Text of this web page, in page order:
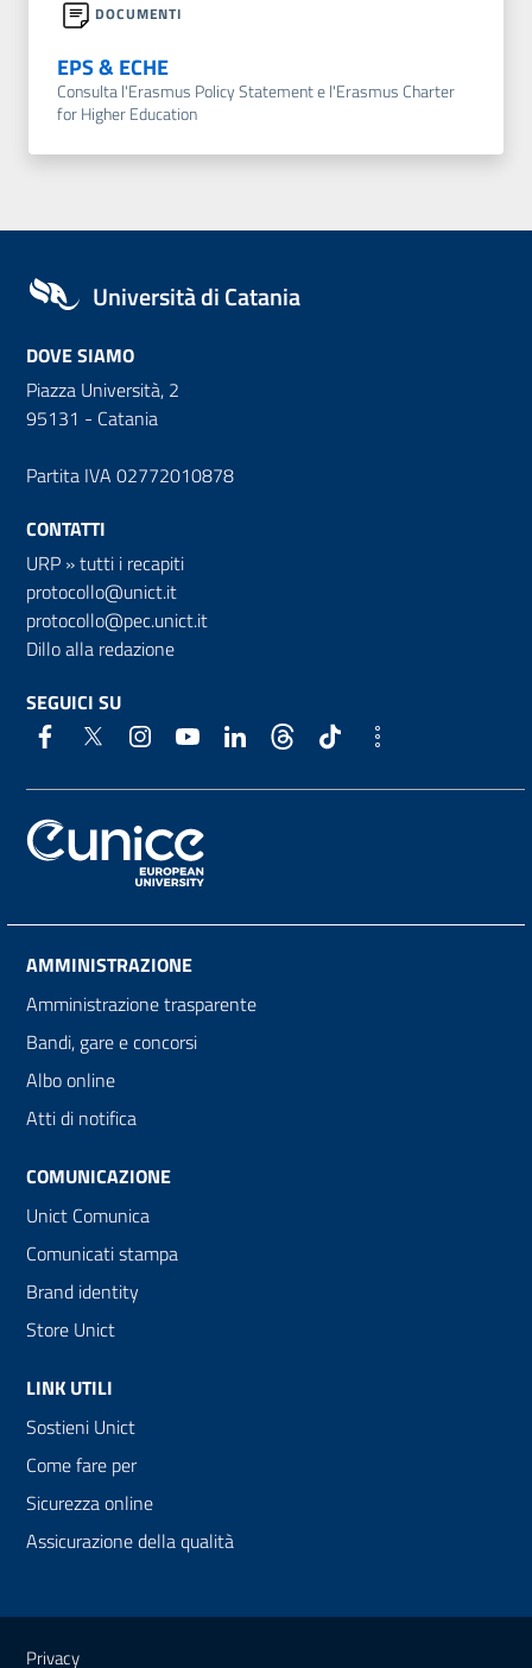
DOCUMENTI
EPS & ECHE
Consulta l'Erasmus Policy Statement e l'Erasmus Charter
for Higher Education
Università di Catania
DOVE SIAMO
Piazza Università, 2
95131 - Catania
Partita IVA 02772010878
CONTATTI
URP »tutti i recapiti
protocollo@unict.it
protocollo@pec.unict.it
Dillo alla redazione
SEGUICI SU
AMMINISTRAZIONE
Amministrazione trasparente
Bandi, gare e concorsi
Albo online
Atti di notifica
COMUNICAZIONE
Unict Comunica
Comunicati stampa
Brand identity
Store Unict
LINK UTILI
Sostieni Unict
Come fare per
Sicurezza online
Assicurazione della qualità
Link e informazioni utili
Privacy